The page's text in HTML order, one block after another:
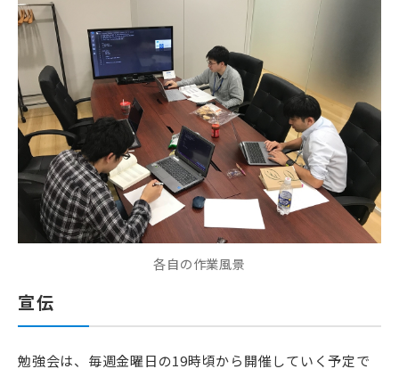
各自の作業風景
宣伝
勉強会は、毎週金曜日の19時頃から開催していく予定で